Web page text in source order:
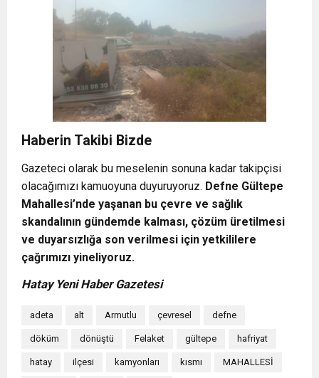
Haberin Takibi Bizde
Gazeteci olarak bu meselenin sonuna kadar takipçisi
olacağımızı kamuoyuna duyuruyoruz. Defne Gültepe
Mahallesi’nde yaşanan bu çevre ve sağlık
skandalının gündemde kalması, çözüm üretilmesi
ve duyarsızlığa son verilmesi için yetkililere
çağrımızı yineliyoruz.
Hatay Yeni Haber Gazetesi
adeta alt Armutlu çevresel defne
döküm dönüştü Felaket gültepe hafriyat
hatay ilçesi kamyonları kısmı MAHALLESİ